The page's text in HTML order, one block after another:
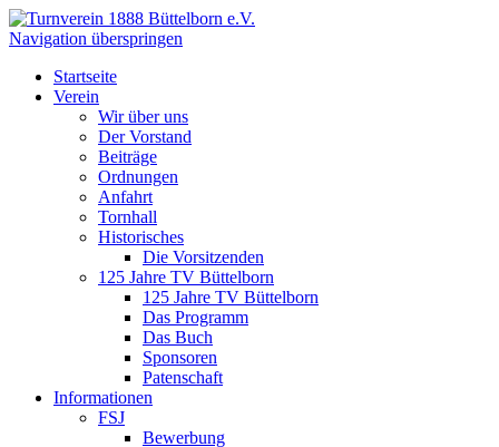
Navigation überspringen
Startseite
Verein
Wir über uns
Der Vorstand
Beiträge
Ordnungen
Anfahrt
Tornhall
Historisches
Die Vorsitzenden
125 Jahre TV Büttelborn
125 Jahre TV Büttelborn
Das Programm
Das Buch
Sponsoren
Patenschaft
Informationen
FSJ
Bewerbung